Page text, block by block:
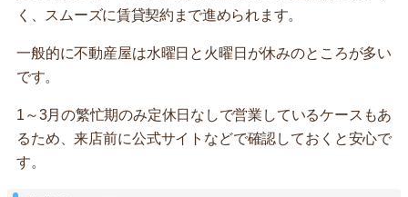
く、スムーズに賃貸契約まで進められます。
一般的に不動産屋は水曜日と火曜日が休みのところが多い
です。
1～3月の繁忙期のみ定休日なしで営業しているケースもあ
るため、来店前に公式サイトなどで確認しておくと安心で
す。